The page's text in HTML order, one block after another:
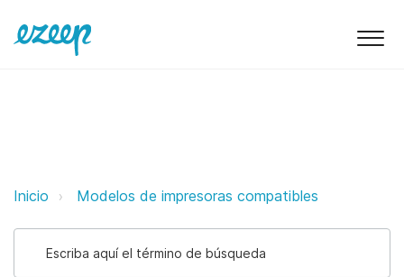
Avery ezeep Support Support
Inicio Modelos de impresoras compatibles